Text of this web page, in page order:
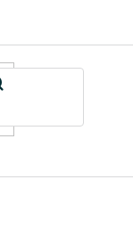
a EXCLUSIVE